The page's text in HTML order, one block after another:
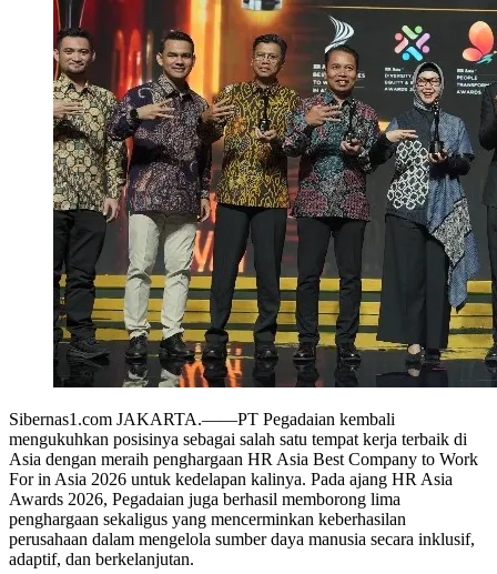
Sibernas1.com JAKARTA.——PT Pegadaian kembali
mengukuhkan posisinya sebagai salah satu tempat kerja terbaik di
Asia dengan meraih penghargaan HR Asia Best Company to Work
For in Asia 2026 untuk kedelapan kalinya. Pada ajang HR Asia
Awards 2026, Pegadaian juga berhasil memborong lima
penghargaan sekaligus yang mencerminkan keberhasilan
perusahaan dalam mengelola sumber daya manusia secara inklusif,
adaptif, dan berkelanjutan.